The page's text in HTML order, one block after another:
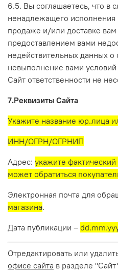
6.5. Вы соглашаетесь, что в
ненадлежащего исполнения
продаже и/или доставке вам
предоставлением вами
недействительных данных о
невыполнение вами
Сайт ответственности не
7.Реквизиты Сайта
Укажите название юр.лица
ИНН/ОГРН/ОГРНИП
Адрес: укажите
может обратиться
Электронная почта для
магазина.
Дата публикации –
Отредактировать или
офисе сайта в разделе